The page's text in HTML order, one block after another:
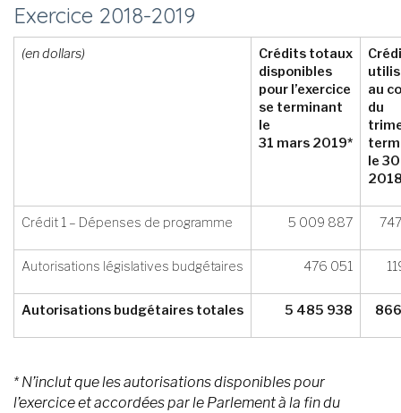
Exercice 2018-2019
(en dollars)
Crédits totaux
disponibles
pour l’exercice
se terminant
le
31 mars 2019*
au
du
le
Crédit 1 – Dépenses de programme 5 009 887
Autorisations législatives budgétaires 476 051
Autorisations budgétaires totales 5 485 938
* N’inclut que les autorisations disponibles pour
l’exercice et accordées par le Parlement à la fin du